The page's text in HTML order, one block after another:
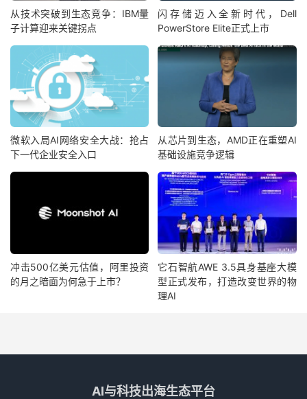
从技术突破到生态竞争：IBM量
子计算迎来关键拐点
闪存储迈入全新时代，Dell
PowerStore Elite正式上市
微软入局AI网络安全大战：抢占
下一代企业安全入口
从芯片到生态，AMD正在重塑AI
基础设施竞争逻辑
冲击500亿美元估值，阿里投资
的月之暗面为何急于上市？
它石智航AWE 3.5具身基座大模
型正式发布，打造改变世界的物
理AI
AI与科技出海生态平台